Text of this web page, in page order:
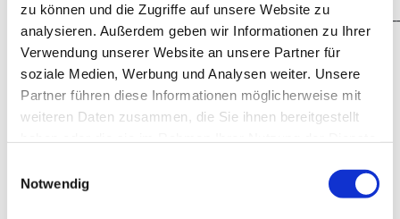
zu können und die Zugriffe auf unsere Website zu
analysieren. Außerdem geben wir Informationen zu Ihrer
Verwendung unserer Website an unsere Partner für
soziale Medien, Werbung und Analysen weiter. Unsere
Partner führen diese Informationen möglicherweise mit
weiteren Daten zusammen, die Sie ihnen bereitgestellt
Notwendig
Oberösterreich:
Information und Anmeldung zur Befähigungsprüfung
Prüfungsservice der WKO Oberösterreich
Frau Daniela Capan
T 05 90909 4044
Edaniela.capan@wkooe.at
Information zum Gewerbe
Bestätigung für die Anmeldung zur